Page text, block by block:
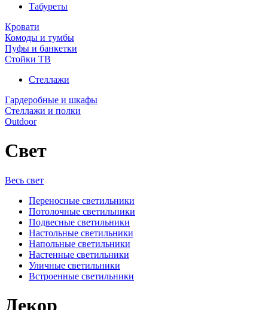
Табуреты
Кровати
Комоды и тумбы
Пуфы и банкетки
Стойки ТВ
Стеллажи
Гардеробные и шкафы
Стеллажи и полки
Outdoor
Свет
Весь свет
Переносные светильники
Потолочные светильники
Подвесные светильники
Настольные светильники
Напольные светильники
Настенные светильники
Уличные светильники
Встроенные светильники
Декор